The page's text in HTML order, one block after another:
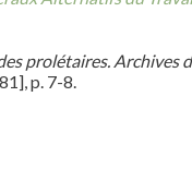
prolétaires. Archives
p. 7-8.